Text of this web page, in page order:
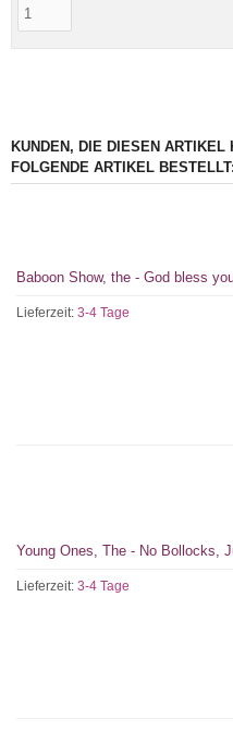
KUNDEN, DIE DIESEN ARTIKEL
FOLGENDE ARTIKEL BESTELLT:
Baboon Show, the - God bless
Lieferzeit: 3-4 Tage
Young Ones, The - No Bollocks,
Lieferzeit: 3-4 Tage